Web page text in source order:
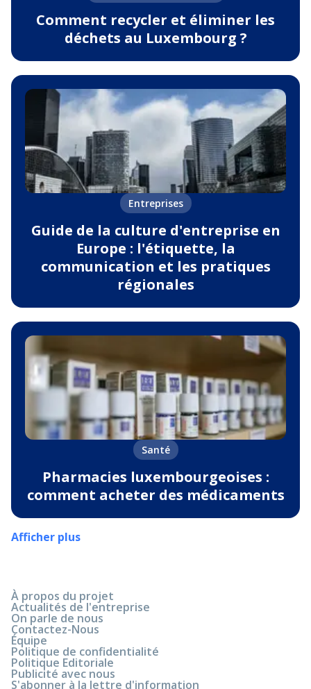
Comment recycler et éliminer les
déchets au Luxembourg ?
Entreprises
Guide de la culture d'entreprise en
Europe : l'étiquette, la
communication et les pratiques
régionales
Santé
Pharmacies luxembourgeoises :
comment acheter des médicaments
Afficher plus
À propos du projet
Actualités de l'entreprise
On parle de nous
Contactez-Nous
Équipe
Politique de confidentialité
Politique Editoriale
Publicité avec nous
S'abonner à la lettre d'information